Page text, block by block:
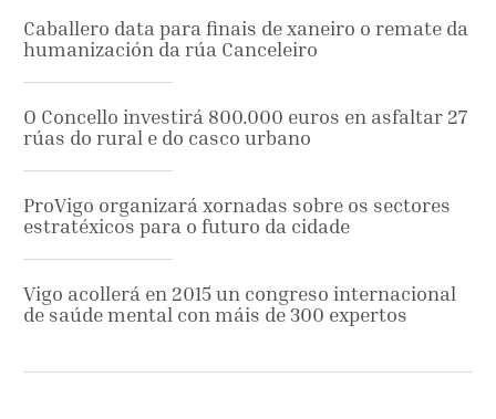
Caballero data para finais de xaneiro o remate da
humanización da rúa Canceleiro
O Concello investirá 800.000 euros en asfaltar 27
rúas do rural e do casco urbano
ProVigo organizará xornadas sobre os sectores
estratéxicos para o futuro da cidade
Vigo acollerá en 2015 un congreso internacional
de saúde mental con máis de 300 expertos